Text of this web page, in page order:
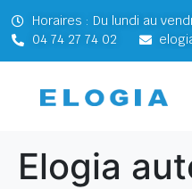
Horaires : Du lundi au
04 74 27 74 02
Elogia